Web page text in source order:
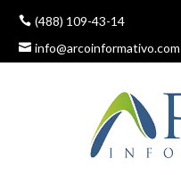
(488) 109-43-14
info@arcoinformativo.com